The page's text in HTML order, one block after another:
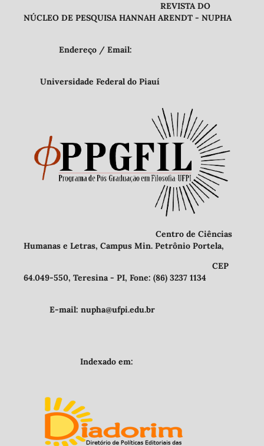
REVISTA DO
NÚCLEO DE PESQUISA HANNAH ARENDT - NUPHA
Endereço / Email:
Universidade Federal do Piauí
Centro de Ciências
Humanas e Letras, Campus Min. Petrônio Portela,
CEP
64.049-550, Teresina - PI, Fone: (86) 3237 1134
E-mail: nupha@ufpi.edu.br
Indexado em: